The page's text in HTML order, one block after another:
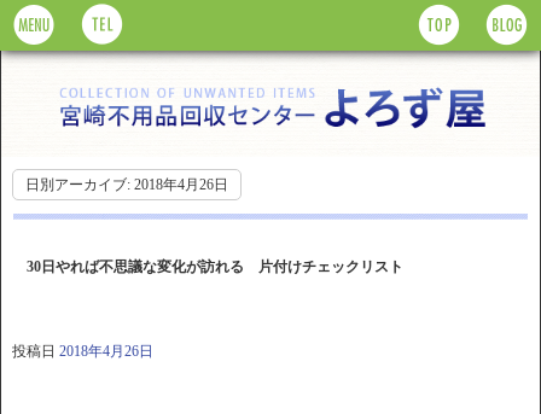
日別アーカイブ: 2018年4月26日
30日やれば不思議な変化が訪れる 片付けチェックリスト
投稿日 2018年4月26日